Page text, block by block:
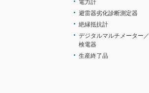
電力計
避雷器劣化診断測定器
絶縁抵抗計
デジタルマルチメーター／
検電器
生産終了品